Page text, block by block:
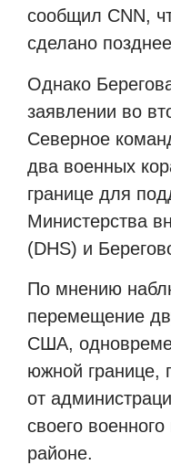
сообщил CNN,
сделано
Однако
заявлении во
Северное
два военных
границе для
Министерства
(DHS) и
По мнению
перемещение
США,
южной границе,
от
своего
районе.